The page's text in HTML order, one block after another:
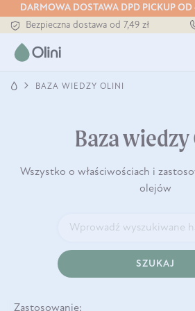
DARMOWA DOSTAWA DPD PICKUP
Bezpieczna dostawa od 7,49 zł
Darmowa dostawa od 199 zł
Tłoczony zawsze na zimno
BAZA WIEDZY OLINI
Baza
Wszystko o właściwościach i
olejów
SZUKAJ
Zastosowanie: